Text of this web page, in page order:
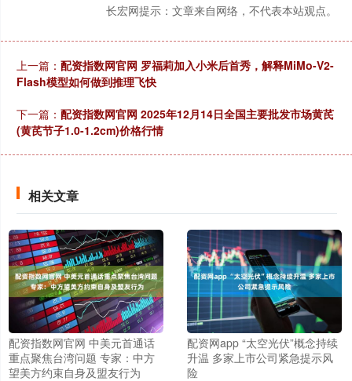
长宏网提示：文章来自网络，不代表本站观点。
上一篇： 配资指数网官网 罗福莉加入小米后首秀，解释MiMo-V2-
Flash模型如何做到推理飞快
下一篇： 配资指数网官网 2025年12月14日全国主要批发市场黄芪
(黄芪节子1.0-1.2cm)价格行情
相关文章
配资指数网官网 中美元首通话
重点聚焦台湾问题 专家：中方
望美方约束自身及盟友行为
配资网app “太空光伏”概念持续
升温 多家上市公司紧急提示风
险